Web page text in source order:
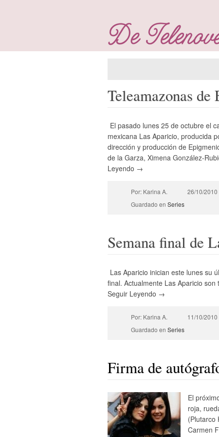
Teleamazonas
El pasado lunes 25 de octubre el
mexicana Las Aparicio, producida
dirección y producción de
de la Garza, Ximena González-
Leyendo →
Por: Karina A.
26/10/2010
Guardado en Series
Semana final de
Las Aparicio inician este lunes su
final. Actualmente Las Aparicio
Seguir Leyendo →
Por: Karina A.
11/10/2010
Guardado en Series
Firma de
El
roja,
(Plutarco
Carmen